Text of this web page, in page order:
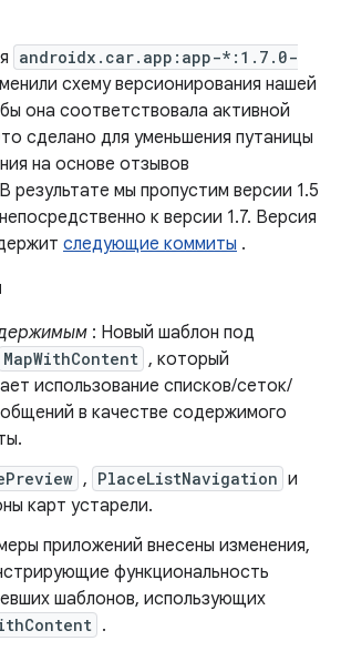
androidx.car.app:app-*:1.7.0-
схему версионирования нашей
она соответствовала активной
сделано для уменьшения путаницы
на основе отзывов
результате мы пропустим версии 1.5
к версии 1.7. Версия
следующие коммиты .
: Новый шаблон под
MapWithContent , который
использование списков/сеток/
в качестве содержимого
, PlaceListNavigation и
карт устарели.
приложений внесены изменения,
функциональность
шаблонов, использующих
.